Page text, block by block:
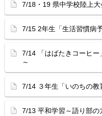
7/18・19 県中学校陸上大
7/15 2年生「生活習慣病
7/14 「はばたきコーヒ
～
7/14 ３年生「いのちの教
7/13 平和学習～語り部の